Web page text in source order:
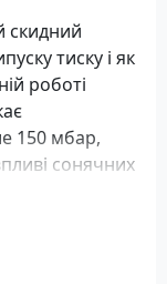
скидний
тиску і як
роботі
150 мбар,
сонячних
отвір, не
скидання
продовжує